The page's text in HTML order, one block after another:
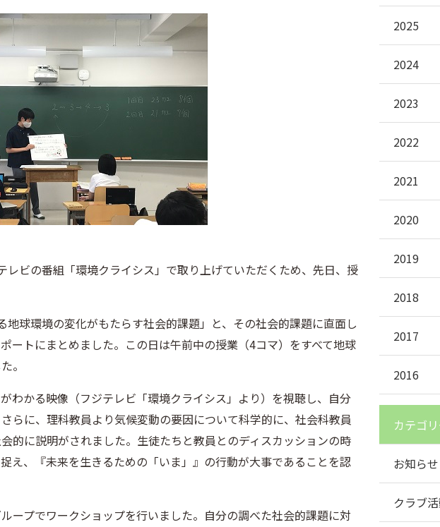
ビの番組「環境クライシス」で取り上げていただくため、先日、授
球環境の変化がもたらす社会的課題」と、その社会的課題に直面し
ートにまとめました。この日は午前中の授業（4コマ）をすべて地球
。
わかる映像（フジテレビ「環境クライシス」より）を視聴し、自分
らに、理科教員より気候変動の要因について科学的に、社会科教員
的に説明がされました。生徒たちと教員とのディスカッションの時
え、『未来を生きるための「いま」』の行動が大事であることを認
ープでワークショップを行いました。自分の調べた社会的課題に対
2025
2024
2023
2022
2021
2020
2019
2018
2017
2016
カテゴ
お知らせ
クラブ